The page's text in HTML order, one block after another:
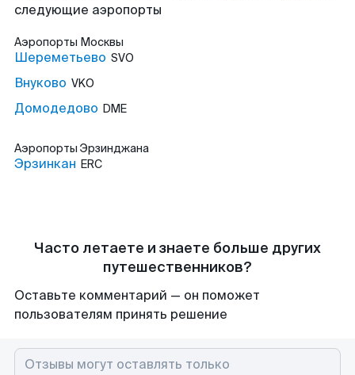
следующие аэропорты
Аэропорты Москвы
Шереметьево SVO
Внуково VKO
Домодедово DME
Аэропорты Эрзинджана
Эрзинкан ERC
Часто летаете и знаете больше других
путешественников?
Оставьте комментарий — он поможет
пользователям принять решение